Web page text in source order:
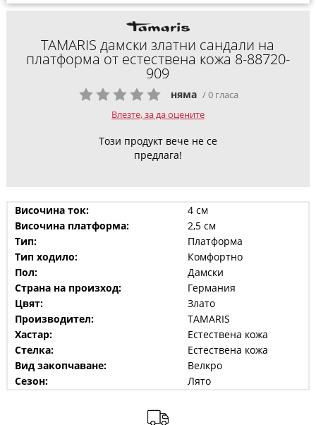
TAMARIS дамски златни сандали на
платформа от естествена кожа 8-88720-
909
няма / 0 гласа
Влезте, за да оцените
Този продукт вече не се
предлага!
Височина ток:
4 см
Височина платформа:
2,5 см
Тип:
Платформа
Тип ходило:
Комфортно
Пол:
Дамски
Страна на произход:
Германия
Цвят:
Злато
Производител:
TAMARIS
Хастар:
Естествена кожа
Стелка:
Естествена кожа
Вид закопчаване:
Велкро
Сезон:
Лято